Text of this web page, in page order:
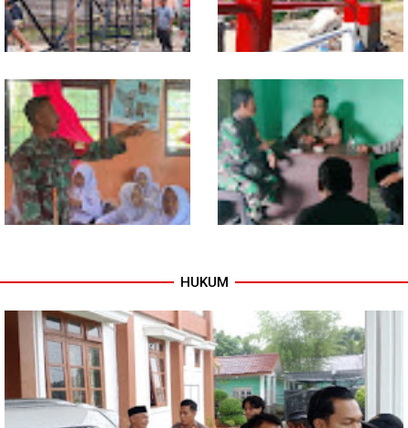
Program TNI AD Manunggal Air
Masuki Tahap Pendirian Tower
Polytank di Simpang Kiri
Sentuhan Akhir Jembatan
Garuda Dikebut, Kodim 0118
Optimistis Tepat Waktu
Babinsa Tanamkan Nilai
kepada Siswa SMP
Babinsa dan Bhabinkamtibmas
Kibarkan Merah Putih
HUKUM